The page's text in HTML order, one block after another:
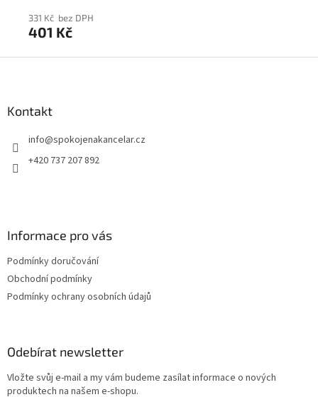
331 Kč bez DPH
401 Kč
Kontakt
info@spokojenakancelar.cz
+420 737 207 892
Informace pro vás
Podmínky doručování
Obchodní podmínky
Podmínky ochrany osobních údajů
Odebírat newsletter
Vložte svůj e-mail a my vám budeme zasílat informace o nových
produktech na našem e-shopu.